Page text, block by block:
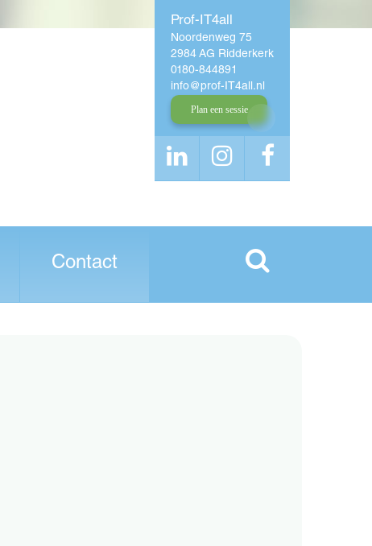
Prof-IT4all
Noordenweg 75
2984 AG Ridderkerk
0180-844891
info
prof-IT4all nl
Plan een sessie
Contact